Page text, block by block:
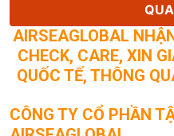
AIRSEAGLOBAL
CHECK, CARE, XIN
QUỐC TẾ, THÔNG
CÔNG TY CỔ PHẦN